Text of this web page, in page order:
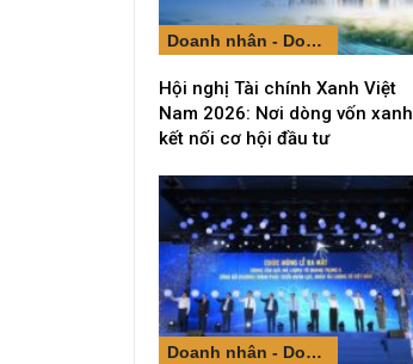
Doanh nhân - Doanh nghiệp
Hội nghị Tài chính Xanh Việt
Nam 2026: Nơi dòng vốn xanh
kết nối cơ hội đầu tư
Doanh nhân - Doanh nghiệp